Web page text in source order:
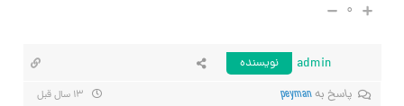
۰
admin
نویسنده
پاسخ بهpeyman